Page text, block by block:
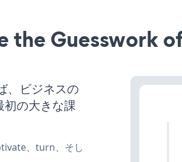
the Guesswork
ビジネスの
の大きな課
、turn、そし